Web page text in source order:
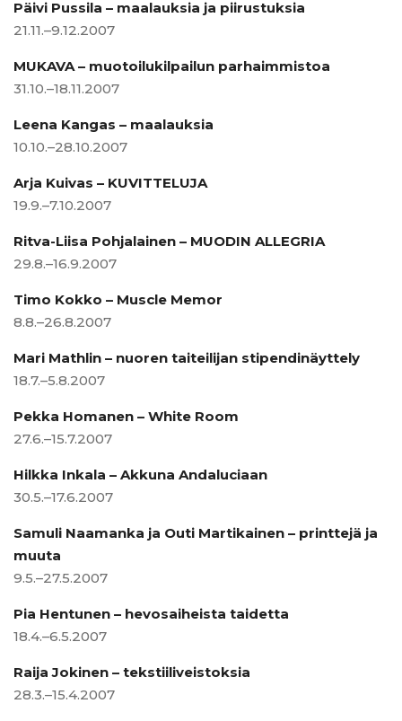
Päivi Pussila – maalauksia ja piirustuksia
21.11.–9.12.2007
MUKAVA – muotoilukilpailun parhaimmistoa
31.10.–18.11.2007
Leena Kangas – maalauksia
10.10.–28.10.2007
Arja Kuivas – KUVITTELUJA
19.9.–7.10.2007
Ritva-Liisa Pohjalainen – MUODIN ALLEGRIA
29.8.–16.9.2007
Timo Kokko – Muscle Memor
8.8.–26.8.2007
Mari Mathlin – nuoren taiteilijan stipendinäyttely
18.7.–5.8.2007
Pekka Homanen – White Room
27.6.–15.7.2007
Hilkka Inkala – Akkuna Andaluciaan
30.5.–17.6.2007
Samuli Naamanka ja Outi Martikainen – printtejä ja
muuta
9.5.–27.5.2007
Pia Hentunen – hevosaiheista taidetta
18.4.–6.5.2007
Raija Jokinen – tekstiiliveistoksia
28.3.–15.4.2007